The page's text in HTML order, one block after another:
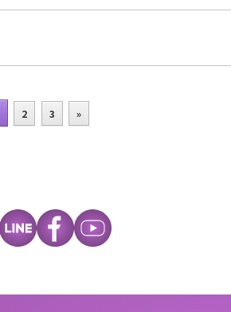
2 3 »